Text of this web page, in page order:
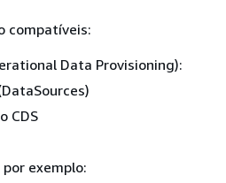
compatíveis:
Data Provisioning):
CDS
por exemplo: